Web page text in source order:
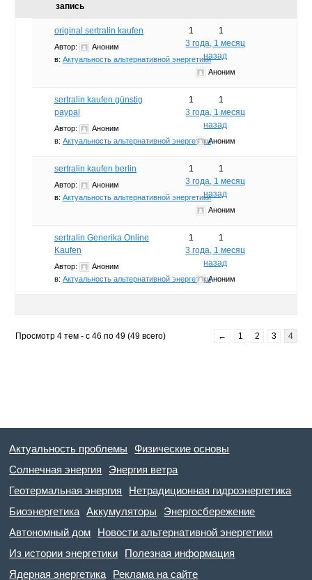
запись
original sertralin kaufen
Автор:
Аноним
в: Актуальность альтернативной энергетики
1
1
3 года, 1 месяц
назад
Аноним
sertralin kaufen günstig
paypal
Автор:
Аноним
в: Актуальность альтернативной энергетики
1
1
3 года, 1 месяц
назад
Аноним
sertralin kaufen berlin
Автор:
Аноним
в: Актуальность альтернативной энергетики
1
1
3 года, 1 месяц
назад
Аноним
sertralin Generika Online
Kaufen
Автор:
Аноним
в: Актуальность альтернативной энергетики
1
1
3 года, 1 месяц
назад
Аноним
Просмотр 4 тем - с 46 по 49 (49 всего) ← 1 2 3 4
Актуальность проблемы
Физические основы
Солнечная энергия
Энергия ветра
Геотермальная энергия
Нетрадиционная гидроэнергетика
Биоэнергетика
Аккумуляторы
Энергосбережение
Автономный дом
Новости альтернативной энергетики
Из истории энергетики
Полезная информация
Ядерная энергетика
Реклама на сайте